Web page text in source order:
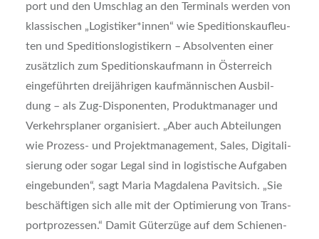
port und den Umschlag an den Ter­mi­nals wer­den von
klas­si­schen „Logistiker*innen“ wie Spe­di­ti­ons­kauf­leu­
ten und Spe­di­ti­ons­lo­gis­ti­kern – Absol­ven­ten einer
zusätz­lich zum Spe­di­ti­ons­kauf­mann in Öster­reich
ein­ge­führ­ten drei­jäh­ri­gen kauf­män­ni­schen Aus­bil­
dung – als Zug-Dis­po­nen­ten, Pro­dukt­ma­na­ger und
Ver­kehrs­pla­ner orga­ni­siert. „Aber auch Abtei­lun­gen
wie Pro­zess- und Pro­jekt­ma­nage­ment, Sales, Digi­ta­li­
sie­rung oder sogar Legal sind in logis­ti­sche Auf­ga­ben
ein­ge­bun­den“, sagt Maria Mag­da­le­na Pavit­sich. „Sie
beschäf­ti­gen sich alle mit der Opti­mie­rung von Trans­
port­pro­zes­sen.“ Damit Güter­zü­ge auf dem Schie­nen­